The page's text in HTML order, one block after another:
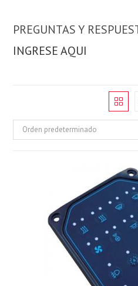
PREGUNTAS Y
INGRESE AQUI
Orden predeterminado